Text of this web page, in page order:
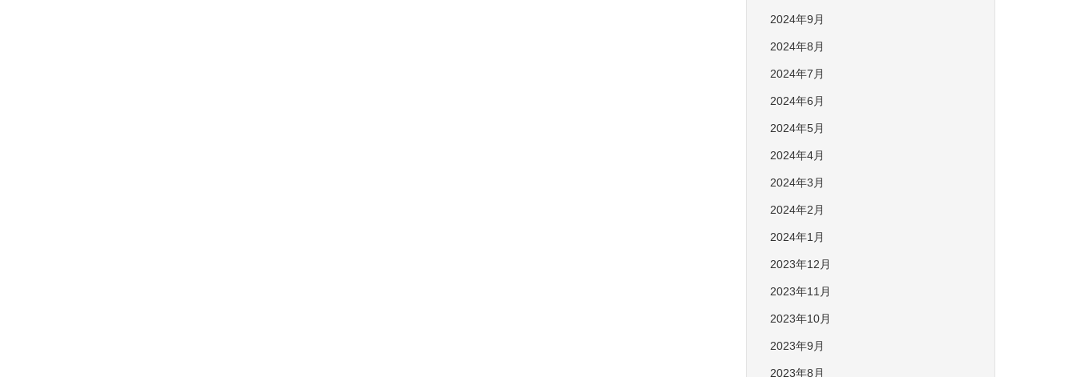
2024年9月
2024年8月
2024年7月
2024年6月
2024年5月
2024年4月
2024年3月
2024年2月
2024年1月
2023年12月
2023年11月
2023年10月
2023年9月
2023年8月